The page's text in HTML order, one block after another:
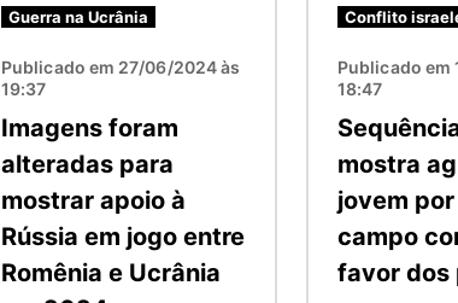
Guerra na Ucrânia
Publicado em 27/06/2024 às
19:37
Imagens foram
alteradas para
mostrar apoio à
Rússia em jogo entre
Romênia e Ucrânia
Conflito
Publicado em
18:47
mostra
jovem
campo
favor dos